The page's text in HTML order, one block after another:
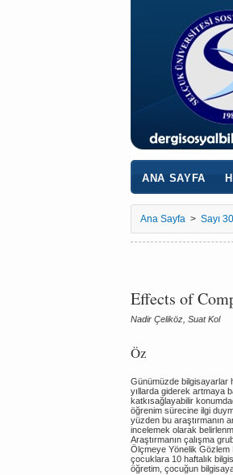
ANA SAYFA
Ana Sayfa > Sayı 30
Effects of
Nadir Çeliköz, Suat Kol
Öz
Günümüzde bilgisayarlar
yıllarda giderek artmaya
katkısağlayabilir
öğrenim sürecine ilgi
yüzden bu araştırmanın
incelemek olarak
Araştırmanın çalışma
Ölçmeye Yönelik Gözlem
çocuklara 10 haftalık
öğretim, çocuğun